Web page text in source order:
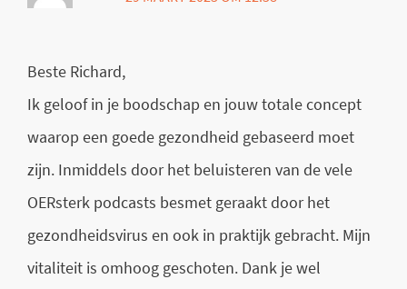
Beste Richard,
Ik geloof in je boodschap en jouw totale concept
waarop een goede gezondheid gebaseerd moet
zijn. Inmiddels door het beluisteren van de vele
OERsterk podcasts besmet geraakt door het
gezondheidsvirus en ook in praktijk gebracht. Mijn
vitaliteit is omhoog geschoten. Dank je wel